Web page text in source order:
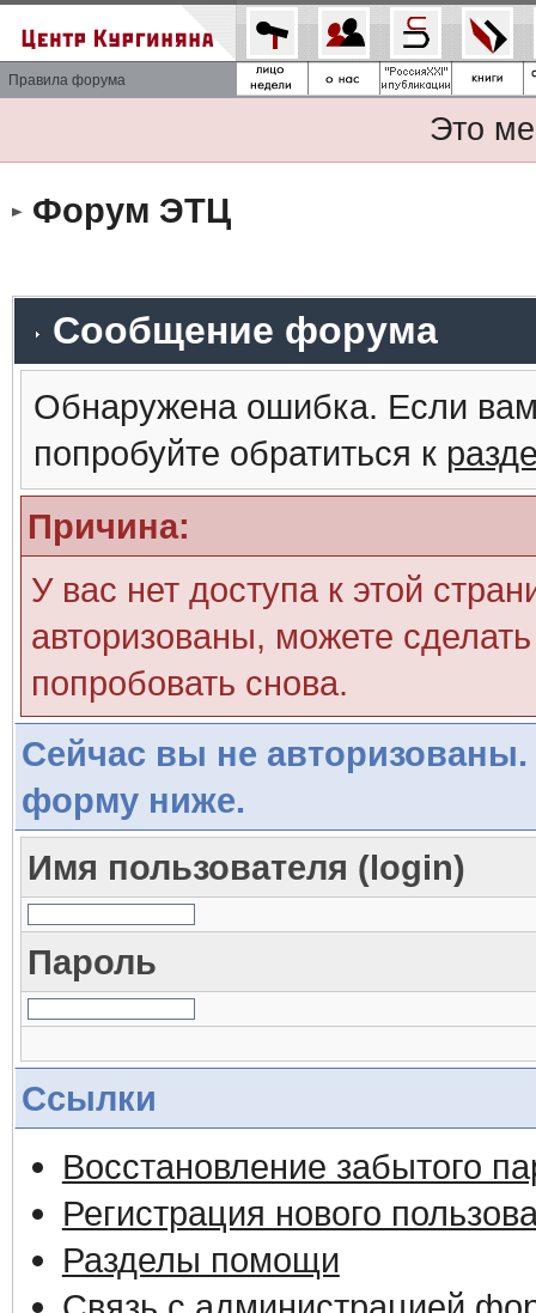
Правила форума
Это
Форум ЭТЦ
Сообщение форума
Обнаружена ошибка. Если
попробуйте обратиться к
Причина:
У вас нет доступа к этой
авторизованы, можете
попробовать снова.
Сейчас вы не авторизованы.
форму ниже.
Имя пользователя (login)
Пароль
Ссылки
Восстановление забытого
Регистрация нового
Разделы помощи